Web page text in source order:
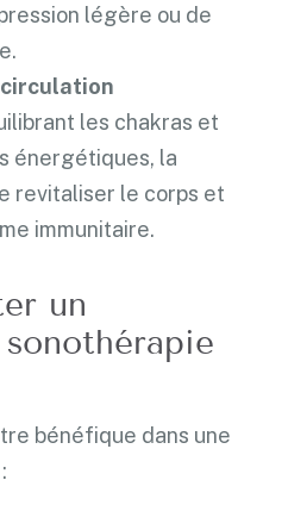
légère ou de
les chakras et
énergétiques, la
revitaliser le corps et
immunitaire.
un
bénéfique dans une